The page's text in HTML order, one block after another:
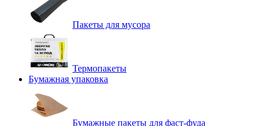
Пакеты для мусора
Термопакеты
Бумажная упаковка
Бумажные пакеты для фаст-фуда